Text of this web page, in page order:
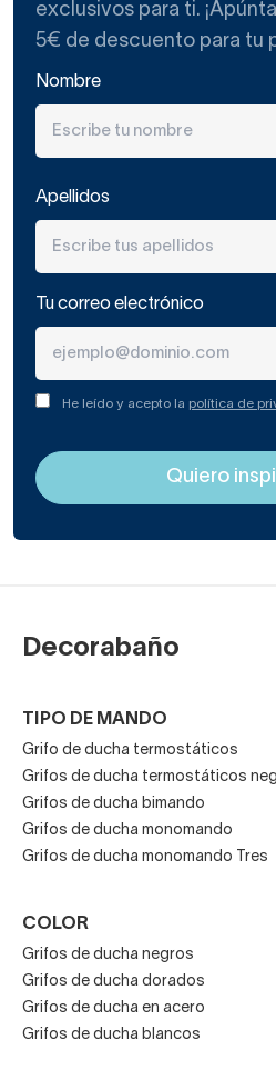
exclusivos para ti.
5€ de descuento para tu
Nombre
Apellidos
Tu correo electrónico
He leído y acepto la política de
Decorabaño
TIPO DE MANDO
Grifo de ducha termostáticos
Grifos de ducha termostáticos
Grifos de ducha bimando
Grifos de ducha monomando
Grifos de ducha monomando Tres
COLOR
Grifos de ducha negros
Grifos de ducha dorados
Grifos de ducha en acero
Grifos de ducha blancos